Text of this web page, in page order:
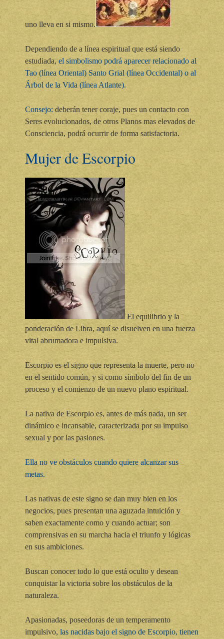
uno lleva en si mismo.
Dependiendo de a línea espiritual que está siendo
estudiada, el simbolismo podrá aparecer relacionado al
Tao (línea Oriental) Santo Grial (línea Occidental) o al
Árbol de la Vida (línea Atlante).
Consejo: deberán tener coraje, pues un contacto con
Seres evolucionados, de otros Planos mas elevados de
Consciencia, podrá ocurrir de forma satisfactoria.
Mujer de Escorpio
El equilibrio y la
ponderación de Libra, aquí se disuelven en una fuerza
vital abrumadora e impulsiva.
Escorpio es el signo que representa la muerte, pero no
en el sentido común, y si como símbolo del fin de un
proceso y el comienzo de un nuevo plano espiritual.
La nativa de Escorpio es, antes de más nada, un ser
dinámico e incansable, caracterizada por su impulso
sexual y por las pasiones.
Ella no ve obstáculos cuando quiere alcanzar sus
metas.
Las nativas de este signo se dan muy bien en los
negocios, pues presentan una aguzada intuición y
saben exactamente como y cuando actuar; son
comprensivas en su marcha hacia el triunfo y lógicas
en sus ambiciones.
Buscan conocer todo lo que está oculto y desean
conquistar la victoria sobre los obstáculos de la
naturaleza.
Apasionadas, poseedoras de un temperamento
impulsivo, las nacidas bajo el signo de Escorpio, tienen